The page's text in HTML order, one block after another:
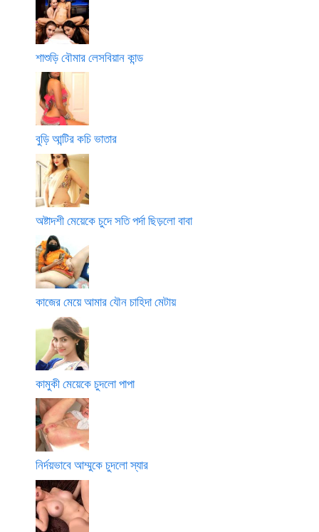
শাশুড়ি বৌমার লেসবিয়ান কান্ড
বুড়ি আন্টির কচি ভাতার
অষ্টাদশী মেয়েকে চুদে সতি পর্দা ছিড়লো বাবা
কাজের মেয়ে আমার যৌন চাহিদা মেটায়
কামুকী মেয়েকে চুদলো পাপা
নির্দয়ভাবে আম্মুকে চুদলো স্যার